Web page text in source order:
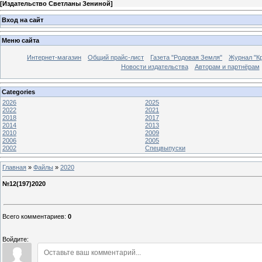
[Издательство Светланы Зениной]
Вход на сайт
Меню сайта
Интернет-магазин Общий прайс-лист Газета "Родовая Земля"
Журнал
Новости издательства
Авторам и партнёрам
Categories
2026
2025
2022
2021
2018
2017
2014
2013
2010
2009
2006
2005
2002
Спецвыпуски
Главная » Файлы » 2020
№12(197)2020
Всего комментариев: 0
Войдите: